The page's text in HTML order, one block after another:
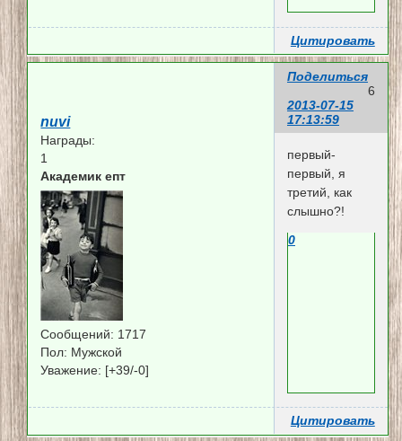
Цитировать
Поделиться
6
2013-07-15
17:13:59
nuvi
Награды:
1
Академик епт
Сообщений: 1717
Пол: Мужской
Уважение: [+39/-0]
первый-
первый, я
третий, как
слышно?!
0
Цитировать